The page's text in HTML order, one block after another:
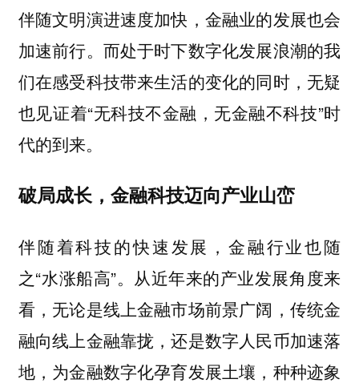
伴随文明演进速度加快，金融业的发展也会
加速前行。而处于时下数字化发展浪潮的我
们在感受科技带来生活的变化的同时，无疑
也见证着“无科技不金融，无金融不科技”时
代的到来。
破局成长，金融科技迈向产业山峦
伴随着科技的快速发展，金融行业也随
之“水涨船高”。从近年来的产业发展角度来
看，无论是线上金融市场前景广阔，传统金
融向线上金融靠拢，还是数字人民币加速落
地，为金融数字化孕育发展土壤，种种迹象